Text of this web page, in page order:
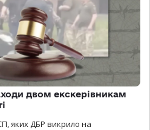
двом екскерівникам
яких ДБР викрило на